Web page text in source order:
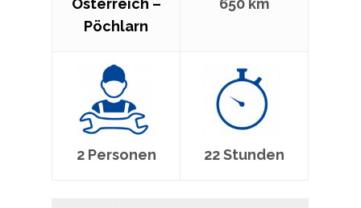
Österreich –
Pöchlarn
650 km
2 Personen 22 Stunden